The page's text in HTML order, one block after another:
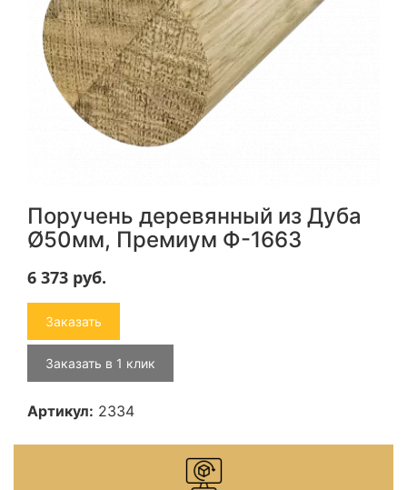
Поручень деревянный из Дуба
Ø50мм, Премиум Ф-1663
6 373 руб.
Заказать
Заказать в 1 клик
Артикул: 2334